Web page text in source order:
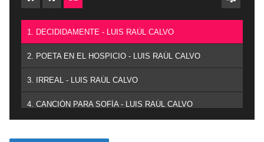
1. DECIDIDAMENTE - LUIS RAÚL CALVO
2. POETA EN EL HOSPICIO - LUIS RAÚL CALVO
3. IRREAL - LUIS RAÚL CALVO
4. CANCIÓN PARA SOFÍA - LUIS RAÚL CALVO